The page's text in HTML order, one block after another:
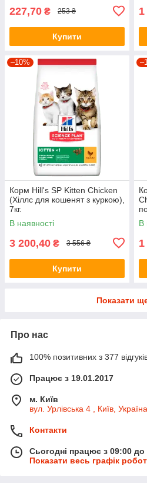
227,70 ₴ 253 ₴
Купити
–10%
Корм Hill's SP Kitten Сhicken
(Хіллс для кошенят з куркою),
7кг.
В наявності
3 200,40 ₴ 3 556 ₴
Купити
В
Показати
Про нас
100% позитивних з 377
Працює з 19.01.2017
м. Київ
вул. Урлівська 4 , Київ, Україна
Контакти
Сьогодні працює з 09:00 до
Показати весь графік